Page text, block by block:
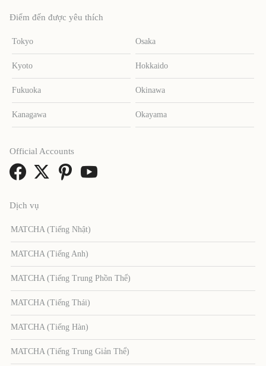
Điểm đến được yêu thích
Tokyo Osaka
Kyoto Hokkaido
Fukuoka Okinawa
Kanagawa Okayama
Dịch vụ
MATCHA (Tiếng Nhật)
MATCHA (Tiếng Anh)
MATCHA (Tiếng Trung Phồn Thể)
MATCHA (Tiếng Thái)
MATCHA (Tiếng Hàn)
MATCHA (Tiếng Trung Giản Thể)
Official Accounts